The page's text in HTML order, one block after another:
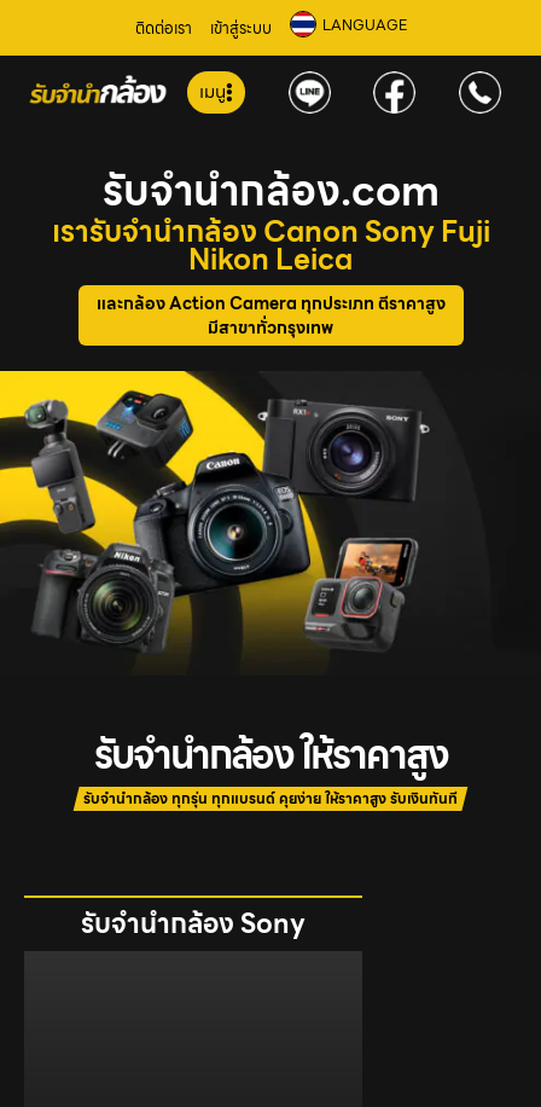
ติดต่อเรา เข้าสู่ระบบ LANGUAGE
เมนู
รับจำนำกล้อง.com
เรารับจำนำกล้อง Canon Sony Fuji
Nikon Leica
และกล้อง Action Camera ทุกประเภท ตีราคาสูง
มีสาขาทั่วกรุงเทพ
รับจํานํากล้อง ให้ราคาสูง
รับจำนำกล้อง ทุกรุ่น ทุกแบรนด์ คุยง่าย ให้ราคาสูง รับเงินทันที
รับจำนำกล้อง Sony